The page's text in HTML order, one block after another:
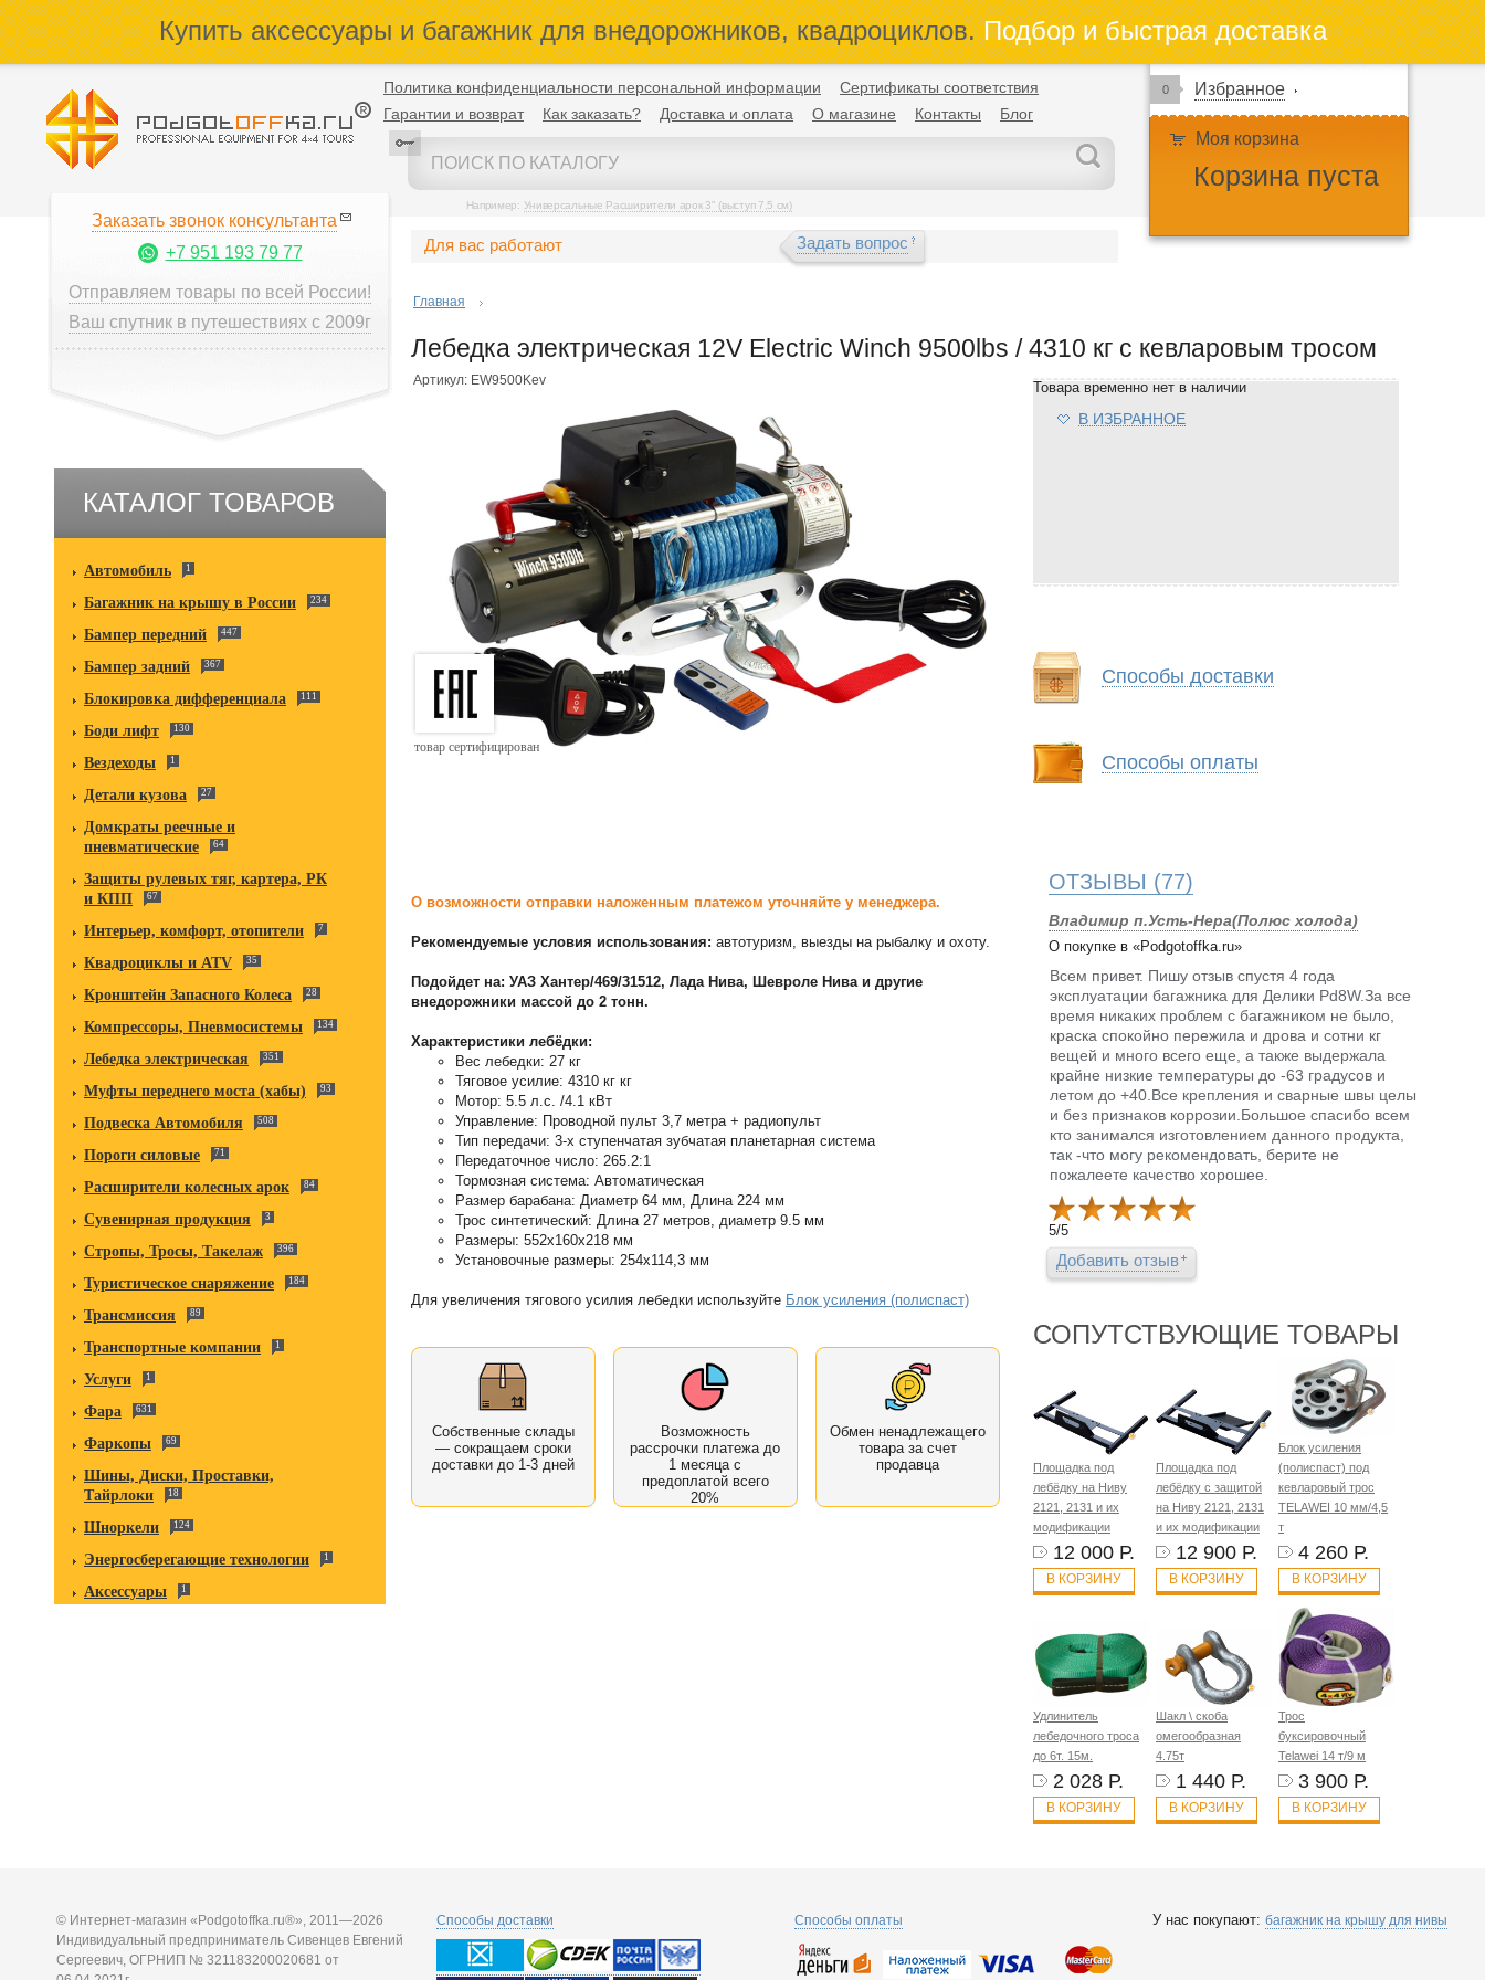
Купить аксессуары и багажник для внедорожников, квадроциклов.Подбор и быстрая доставка
Политика конфиденциальности персональной информации
Сертификаты соответствия
Гарантии и возврат
Как заказать? Доставка и оплата О магазине Контакты Блог
Например: Универсальные Расширители арок 3" (выступ 7,5 см)
0 Избранное
Моя корзина
Корзина пуста
Заказать звонок консультанта
+7 951 193 79 77
Отправляем товары по всей России!
Ваш спутник в путешествиях с 2009г
КАТАЛОГ ТОВАРОВ
Автомобиль 1
Багажник на крышу в России 234
Бампер передний 447
Бампер задний 367
Блокировка дифференциала 111
Боди лифт 130
Вездеходы 1
Детали кузова 27
Домкраты реечные и
пневматические
64
Защиты рулевых тяг, картера, РК
и КПП
67
Интерьер, комфорт, отопители 7
Квадроциклы и ATV 35
Кронштейн Запасного Колеса 28
Компрессоры, Пневмосистемы 134
Лебедка электрическая 351
Муфты переднего моста (хабы) 93
Подвеска Автомобиля 508
Пороги силовые 71
Расширители колесных арок 84
Сувенирная продукция 3
Стропы, Тросы, Такелаж 396
Туристическое снаряжение 184
Трансмиссия 89
Транспортные компании 1
Услуги 1
Фара 631
Фаркопы 69
Шины, Диски, Проставки,
Тайрлоки
18
Шноркели 124
Энергосберегающие технологии 1
Аксессуары 1
Для вас работают Задать вопрос
Главная
Лебедка электрическая 12V Electric Winch 9500lbs / 4310 кг с кевларовым тросом
Артикул: EW9500Kev
товар сертифицирован
О возможности отправки наложенным платежом уточняйте у менеджера.
Рекомендуемые условия использования: автотуризм, выезды на рыбалку и охоту.
Подойдет на: УАЗ Хантер/469/31512, Лада Нива, Шевроле Нива и другие
внедорожники массой до 2 тонн.
Характеристики лебёдки:
Вес лебедки: 27 кг
Тяговое усилие: 4310 кг кг
Мотор: 5.5 л.с. /4.1 кВт
Управлениe: Проводной пульт 3,7 метра + радиопульт
Тип передачи: 3-х ступенчатая зубчатая планетарная система
Передаточное число: 265.2:1
Тормозная система: Автоматическая
Размер барабана: Диаметр 64 мм, Длина 224 мм
Трос синтетический: Длина 27 метров, диаметр 9.5 мм
Размеры: 552x160x218 мм
Установочные размеры: 254x114,3 мм
Для увеличения тягового усилия лебедки используйте Блок усиления (полиспаст)
Собственные склады
— сокращаем сроки
доставки до 1-3 дней
Возможность
рассрочки платежа до
1 месяца с
предоплатой всего
20%
Обмен ненадлежащего
товара за счет
продавца
Товара временно нет в наличии
В ИЗБРАННОЕ
Способы доставки
Способы оплаты
ОТЗЫВЫ (77)
Владимир п.Усть-Нера(Полюс холода)
О покупке в «Podgotoffka.ru»
Всем привет. Пишу отзыв спустя 4 года
эксплуатации багажника для Делики Pd8W.За все
время никаких проблем с багажником не было,
краска спокойно пережила и дрова и сотни кг
вещей и много всего еще, а также выдержала
крайне низкие температуры до -63 градусов и
летом до +40.Все крепления и сварные швы целы
и без признаков коррозии.Большое спасибо всем
кто занимался изготовлением данного продукта,
так -что могу рекомендовать, берите не
пожалеете качество хорошее.
5/5
Добавить отзыв
СОПУТСТВУЮЩИЕ ТОВАРЫ
Площадка под
лебёдку на Ниву
2121, 2131 и их
модификации
12 000 Р.
В КОРЗИНУ
Площадка под
лебёдку с защитой
на Ниву 2121, 2131
и их модификации
12 900 Р.
В КОРЗИНУ
Блок усиления
(полиспаст) под
кевларовый трос
TELAWEI 10 мм/4,5
т
4 260 Р.
В КОРЗИНУ
Удлинитель
лебедочного троса
до 6т. 15м.
2 028 Р.
В КОРЗИНУ
Шакл \ скоба
омегообразная
4.75т
1 440 Р.
В КОРЗИНУ
Трос
буксировочный
Telawei 14 т/9 м
3 900 Р.
В КОРЗИНУ
© Интернет-магазин «Podgotoffka.ru®», 2011—2026
Индивидуальный предприниматель Сивенцев Евгений
Сергеевич, ОГРНИП № 321183200020681 от
Способы доставки Способы оплаты У нас покупают: багажник на крышу для нивы